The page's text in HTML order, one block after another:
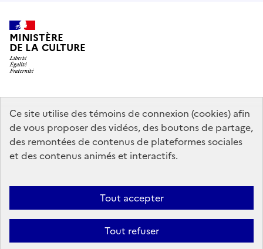
Ce site utilise des témoins de connexion (cookies) afin
de vous proposer des vidéos, des boutons de partage,
des remontées de contenus de plateformes sociales
et des contenus animés et interactifs.
Tout accepter
Tout refuser
MINISTÈRE
DE LA CULTURE
data.gouv.fr legifrance.gouv.fr
info.gouv.fr
service-public.gouv.fr
Mentions légales Accessibilité : partiellement conforme
Politique
d’utilisation des témoins de connexion (cookies)
Plan du site